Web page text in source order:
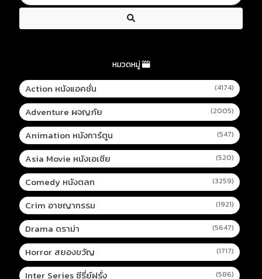
หมวดหมู่
Action หนังแอคชั่น (4174)
Adventure ผจญภัย (2005)
Animation หนังการ์ตูน (547)
Asia Movie หนังเอเชีย (520)
Comedy หนังตลก (3259)
Crim อาชญากรรม (1921)
Drama ดราม่า (5647)
Horror สยองขวัญ (1717)
Inter Series ซีรี่ย์ฝรั่ง (586)